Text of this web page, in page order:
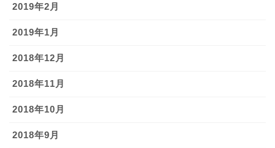
2019年2月
2019年1月
2018年12月
2018年11月
2018年10月
2018年9月